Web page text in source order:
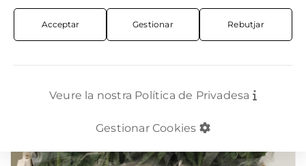
Acceptar Gestionar Rebutjar
Veure la nostra Política de Privadesa
Gestionar Cookies